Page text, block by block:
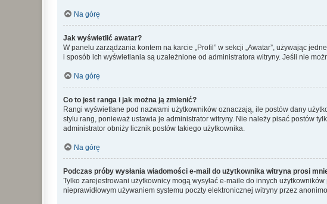
Na górę
Jak wyświetlić awatar?
W panelu zarządzania kontem na karcie „Profil” w sekcji „Awatar”, używając
i sposób ich wyświetlania są uzależnione od administratora witryny. Jeśli nie
Na górę
Co to jest ranga i jak można ją zmienić?
Rangi wyświetlane pod nazwami użytkowników oznaczają, ile postów dany
stylu rang, ponieważ ustawia je administrator witryny. Nie należy pisać postów
administrator obniży licznik postów takiego użytkownika.
Na górę
Podczas próby wysłania wiadomości e-mail do użytkownika witryna prosi
Tylko zarejestrowani użytkownicy mogą wysyłać e-maile do innych
nieprawidłowym używaniem systemu poczty elektronicznej witryny przez